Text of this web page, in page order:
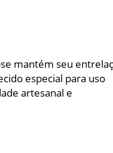
mantém seu
especial para uso
artesanal e